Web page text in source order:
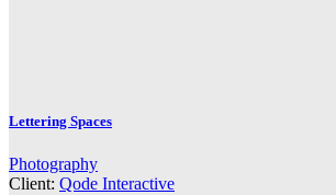
Lettering Spaces
Photography
Client: Qode Interactive